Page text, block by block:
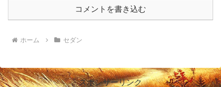
コメントを書き込む
ホーム セダン
スポンサーリンク